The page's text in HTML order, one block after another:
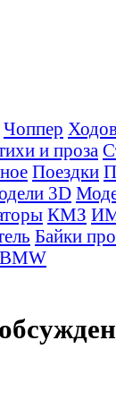
Чоппер
и проза
Поездки
3D
КМЗ
Байки
BMW